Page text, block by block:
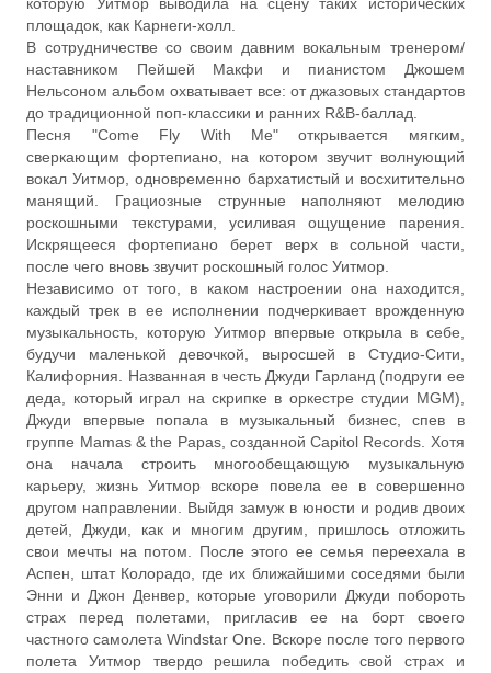
площадок, как Карнеги-холл.
В сотрудничестве со своим давним вокальным тренером/
наставником Пейшей Макфи и пианистом Джошем
Нельсоном альбом охватывает все: от джазовых стандартов
до традиционной поп-классики и ранних R&B-баллад.
Песня "Come Fly With Me" открывается мягким,
сверкающим фортепиано, на котором звучит волнующий
вокал Уитмор, одновременно бархатистый и восхитительно
манящий. Грациозные струнные наполняют мелодию
роскошными текстурами, усиливая ощущение парения.
Искрящееся фортепиано берет верх в сольной части,
после чего вновь звучит роскошный голос Уитмор.
Независимо от того, в каком настроении она находится,
каждый трек в ее исполнении подчеркивает врожденную
музыкальность, которую Уитмор впервые открыла в себе,
будучи маленькой девочкой, выросшей в Студио-Сити,
Калифорния. Названная в честь Джуди Гарланд (подруги ее
деда, который играл на скрипке в оркестре студии MGM),
Джуди впервые попала в музыкальный бизнес, спев в
группе Mamas & the Papas, созданной Capitol Records. Хотя
она начала строить многообещающую музыкальную
карьеру, жизнь Уитмор вскоре повела ее в совершенно
другом направлении. Выйдя замуж в юности и родив двоих
детей, Джуди, как и многим другим, пришлось отложить
свои мечты на потом. После этого ее семья переехала в
Аспен, штат Колорадо, где их ближайшими соседями были
Энни и Джон Денвер, которые уговорили Джуди побороть
страх перед полетами, пригласив ее на борт своего
частного самолета Windstar One. Вскоре после того первого
полета Уитмор твердо решила победить свой страх и